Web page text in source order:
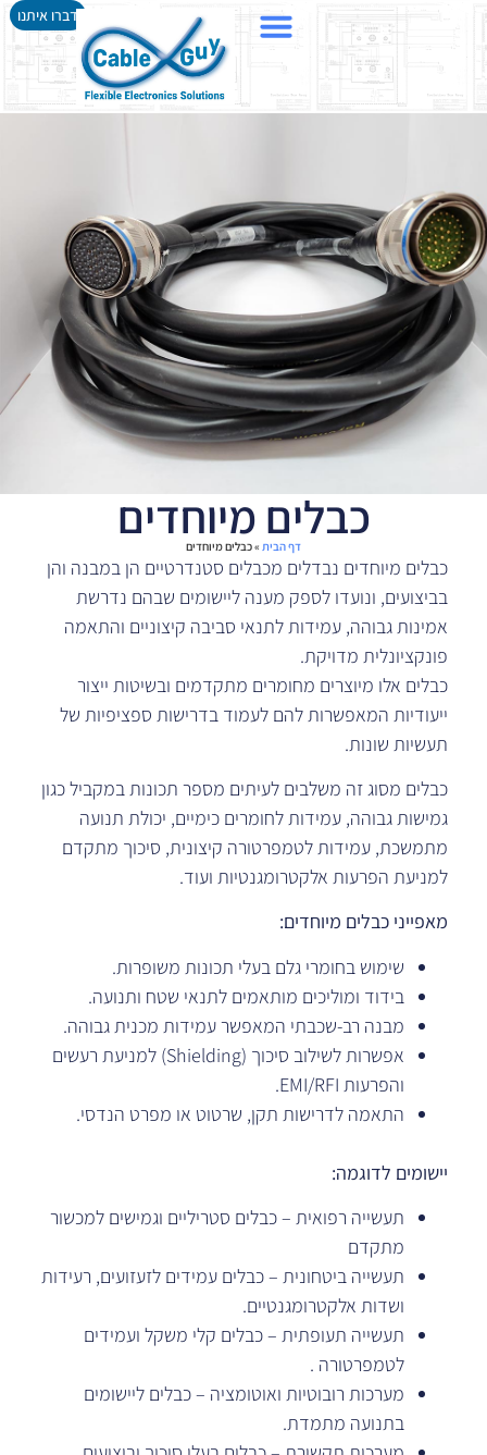
דברו איתנו
כבלים מיוחדים
דף הבית »כבלים מיוחדים
כבלים מיוחדים נבדלים מכבלים סטנדרטיים הן במבנה והן
בביצועים, ונועדו לספק מענה ליישומים שבהם נדרשת
אמינות גבוהה, עמידות לתנאי סביבה קיצוניים והתאמה
פונקציונלית מדויקת.
כבלים אלו מיוצרים מחומרים מתקדמים ובשיטות ייצור
ייעודיות המאפשרות להם לעמוד בדרישות ספציפיות של
תעשיות שונות.
כבלים מסוג זה משלבים לעיתים מספר תכונות במקביל כגון
גמישות גבוהה, עמידות לחומרים כימיים, יכולת תנועה
מתמשכת, עמידות לטמפרטורה קיצונית, סיכוך מתקדם
למניעת הפרעות אלקטרומגנטיות ועוד.
מאפייני כבלים מיוחדים:
שימוש בחומרי גלם בעלי תכונות משופרות.
בידוד ומוליכים מותאמים לתנאי שטח ותנועה.
מבנה רב-שכבתי המאפשר עמידות מכנית גבוהה.
אפשרות לשילוב סיכוך (Shielding) למניעת רעשים
והפרעות EMI/RFI.
התאמה לדרישות תקן, שרטוט או מפרט הנדסי.
יישומים לדוגמה:
תעשייה רפואית – כבלים סטריליים וגמישים למכשור
מתקדם
תעשייה ביטחונית – כבלים עמידים לזעזועים, רעידות
ושדות אלקטרומגנטיים.
תעשייה תעופתית – כבלים קלי משקל ועמידים
לטמפרטורה .
מערכות רובוטיות ואוטומציה – כבלים ליישומים
בתנועה מתמדת.